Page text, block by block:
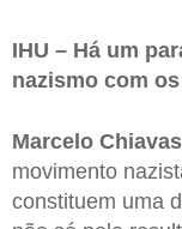
IHU – Há um
nazismo com
Marcelo
movimento
constituem uma